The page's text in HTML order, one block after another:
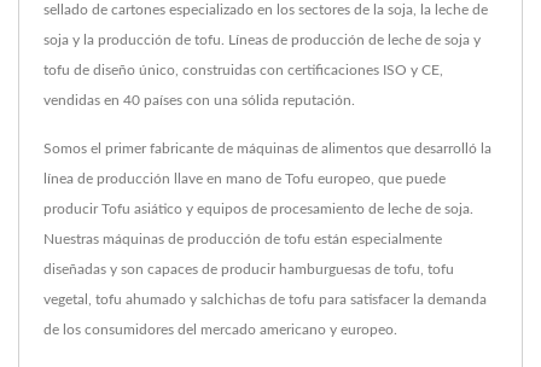
sellado de cartones especializado en los sectores de la soja, la leche de
soja y la producción de tofu. Líneas de producción de leche de soja y
tofu de diseño único, construidas con certificaciones ISO y CE,
vendidas en 40 países con una sólida reputación.
Somos el primer fabricante de máquinas de alimentos que desarrolló la
línea de producción llave en mano de Tofu europeo, que puede
producir Tofu asiático y equipos de procesamiento de leche de soja.
Nuestras máquinas de producción de tofu están especialmente
diseñadas y son capaces de producir hamburguesas de tofu, tofu
vegetal, tofu ahumado y salchichas de tofu para satisfacer la demanda
de los consumidores del mercado americano y europeo.